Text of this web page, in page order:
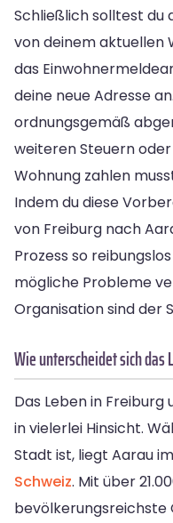
Schließlich solltest du
von deinem aktuellen
das
deine neue Adresse
ordnungsgemäß
weiteren Steuern
Wohnung zahlen
Indem du diese
von Freiburg nach
Prozess so
mögliche Probleme
Organisation sind der
Wie unterscheidet sich das
Das Leben in
in vielerlei Hinsicht.
Stadt ist, liegt Aarau
Schweiz. Mit über
bevölkerungsreichste